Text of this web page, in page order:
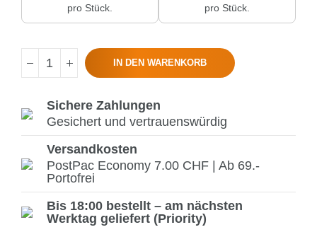
pro Stück.
pro Stück.
IN DEN WARENKORB
Sichere Zahlungen
Gesichert und vertrauenswürdig
Versandkosten
PostPac Economy 7.00 CHF | Ab 69.-
Portofrei
Bis 18:00 bestellt – am nächsten
Werktag geliefert (Priority)